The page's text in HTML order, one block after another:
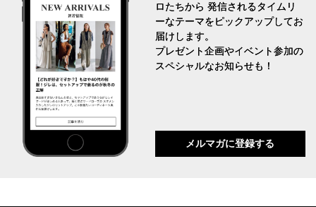
ロたちから 発信されるタイムリ
ーなテーマをピックアップしてお
届けします。
プレゼント企画やイベント参加の
スペシャルなお知らせも！
メルマガに登録する